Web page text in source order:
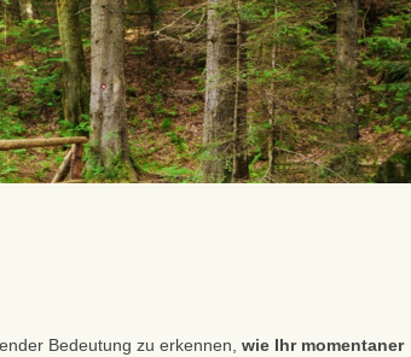
Bedeutung zu erkennen, wie Ihr momentaner